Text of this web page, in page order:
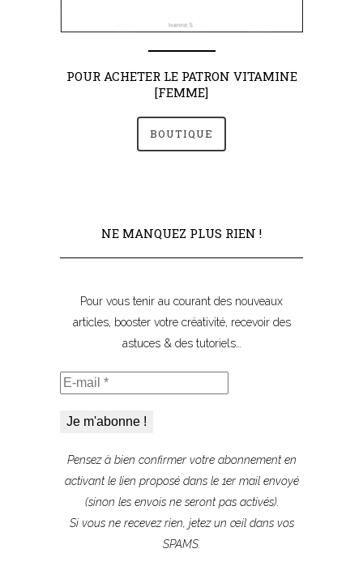
POUR ACHETER LE PATRON VITAMINE
[FEMME]
BOUTIQUE
NE MANQUEZ PLUS RIEN !
Pour vous tenir au courant des nouveaux
articles, booster votre créativité, recevoir des
astuces & des tutoriels…
E-
mail
Pensez à bien confirmer votre abonnementen
activant le lien proposé dans le 1er mail envoyé
(sinon les envois ne seront pas activés).
Si vous ne recevez rien, jetez un œil dans vos
SPAMS.